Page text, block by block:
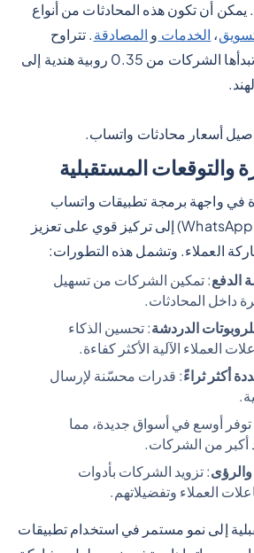
أن تكون هذه المحادثات من أنواع
، الخدمات و المصادقة . تتراوح
أسعار المحادثات التي تبدأها الشركات من 0.35 روبية هندية إلى
أسعار محادثات واتساب.
والتوقعات المستقبلية
في واجهة برمجة تطبيقات واتساب
السحابية (WhatsApp Cloud API) إلى تركيز قوي على تعزيز
العملاء. وتشمل هذه التطورات:
الدفع: تمكين الشركات من تسهيل
داخل المحادثات.
الدردشة: تحسين الذكاء
العملاء الآلية الأكثر كفاءة.
أكثر ثراءً: قدرات محسّنة لإرسال
توفر أوسع في أسواق جديدة، مما
أكبر من الشركات.
والرؤى: تزويد الشركات بأدوات
العملاء وتفضيلاتهم.
إلى نمو مستمر في استخدام تطبيقات